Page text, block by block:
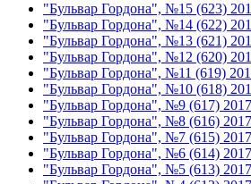
"Бульвар Гордона", №15 (623)
"Бульвар Гордона", №14 (622)
"Бульвар Гордона", №13 (621)
"Бульвар Гордона", №12 (620)
"Бульвар Гордона", №11 (619)
"Бульвар Гордона", №10 (618)
"Бульвар Гордона", №9 (617)
"Бульвар Гордона", №8 (616)
"Бульвар Гордона", №7 (615)
"Бульвар Гордона", №6 (614)
"Бульвар Гордона", №5 (613)